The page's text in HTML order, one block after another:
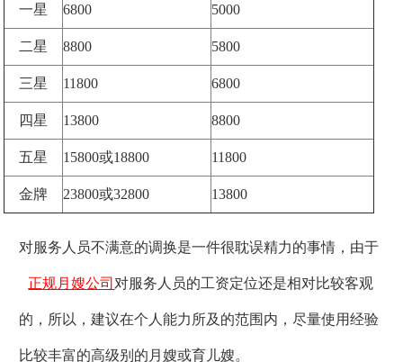
一星 6800 5000
二星 8800 5800
三星 11800 6800
四星 13800 8800
五星 15800或18800 11800
金牌 23800或32800 13800
对服务人员不满意的调换是一件很耽误精力的事情，由于
正规月嫂公司 对服务人员的工资定位还是相对比较客观
的，所以，建议在个人能力所及的范围内，尽量使用经验
比较丰富的高级别的月嫂或育儿嫂。